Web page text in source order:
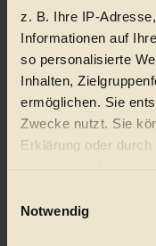
z. B. Ihre IP-
Informationen auf
so personalisierte
Inhalten,
ermöglichen. Sie
Zwecke nutzt. Sie
Erklärung oder
oder widerrufen
Wenn Sie es
Notwendig
Natur
kinderbuch